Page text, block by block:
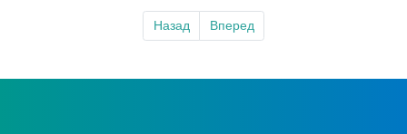
Назад Вперед